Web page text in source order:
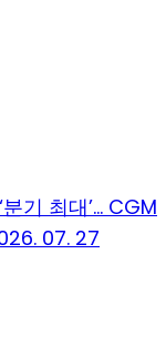
기 최대’… CGM
07. 27